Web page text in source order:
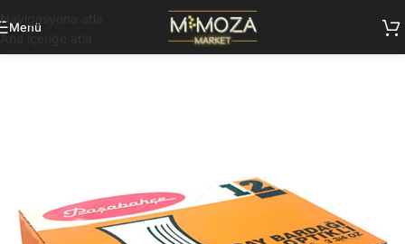
Navigasyona atla
Ana içeriğe atla
Menü